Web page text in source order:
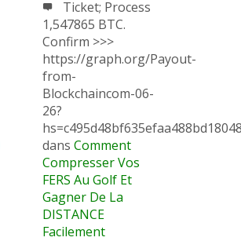
Ticket; Process
1,547865 BTC.
Confirm >>>
https://graph.org/Payout-
from-
Blockchaincom-06-
26?
dans Comment
Compresser Vos
FERS Au Golf Et
Gagner De La
DISTANCE
Facilement